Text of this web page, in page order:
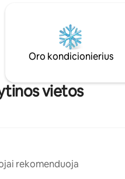
kuris yra už 5 minučių kelio.
miesto centras yra už 5 km.
oro uosto automobiliu
važiuoti 23 minutes. Šiltas
Oro kondicionierius
vietos
rekomenduoja